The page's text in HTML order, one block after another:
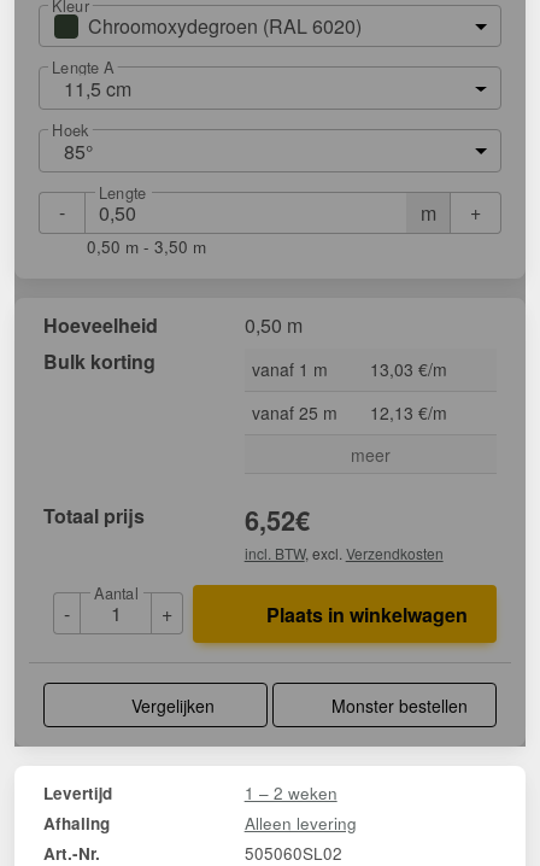
Kleur
Chroomoxydegroen (RAL 6020)
Lengte A
11,5 cm
Hoek
85°
- m
Lengte
+
0,50 m - 3,50 m
Hoeveelheid
0,50 m
Bulk korting
vanaf 1 m
13,03 €/m
vanaf 25 m
12,13 €/m
meer
Totaal prijs 6,52€
incl. BTW, excl. Verzendkosten
-
Aantal
+ Plaats in winkelwagen
Vergelijken Monster bestellen
Levertijd 1 – 2 weken
Afhaling Alleen levering
Art.-Nr. 505060SL02